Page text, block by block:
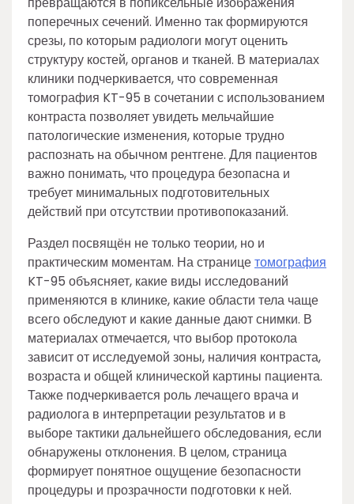
поперечных сечений. Именно так формируются
срезы, по которым радиологи могут оценить
структуру костей, органов и тканей. В материалах
клиники подчеркивается, что современная
томография KT-95 в сочетании с использованием
контраста позволяет увидеть мельчайшие
патологические изменения, которые трудно
распознать на обычном рентгене. Для пациентов
важно понимать, что процедура безопасна и
требует минимальных подготовительных
действий при отсутствии противопоказаний.
Раздел посвящён не только теории, но и
практическим моментам. На страницетомография
KT-95 объясняет, какие виды исследований
применяются в клинике, какие области тела чаще
всего обследуют и какие данные дают снимки. В
материалах отмечается, что выбор протокола
зависит от исследуемой зоны, наличия контраста,
возраста и общей клинической картины пациента.
Также подчеркивается роль лечащего врача и
радиолога в интерпретации результатов и в
выборе тактики дальнейшего обследования, если
обнаружены отклонения. В целом, страница
формирует понятное ощущение безопасности
процедуры и прозрачности подготовки к ней.